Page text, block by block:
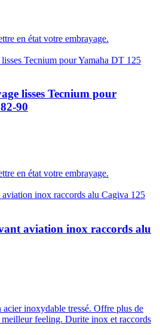
en état votre embrayage.
lisses Tecnium pour
90
en état votre embrayage.
aviation inox raccords alu
inoxydable tressé. Offre plus de
feeling. Durite inox et raccords